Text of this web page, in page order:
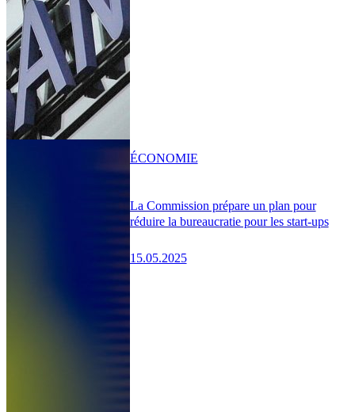
La Commission prépare un plan pour
réduire la bureaucratie pour les start-ups
15.05.2025
ÉCONOMIE